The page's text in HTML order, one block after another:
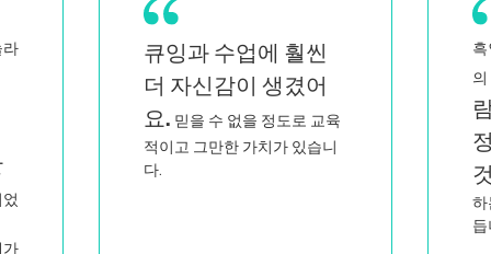
흑인이자 퀴어 여성인 쌍둥이
의 엄마로서 저와 닮은 사
람들이 지적이고 열
정적으로 가르치는
것을 보면